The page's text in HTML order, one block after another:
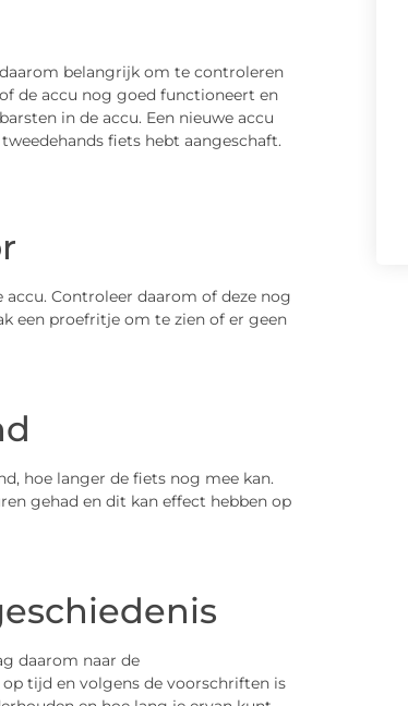
belangrijk om te controleren
de accu nog goed functioneert en
in de accu. Een nieuwe accu
fiets hebt aangeschaft.
Controleer daarom of deze nog
een proefritje om te zien of er geen
hoe langer de fiets nog mee kan.
gehad en dit kan effect hebben op
daarom naar de
tijd en volgens de voorschriften is